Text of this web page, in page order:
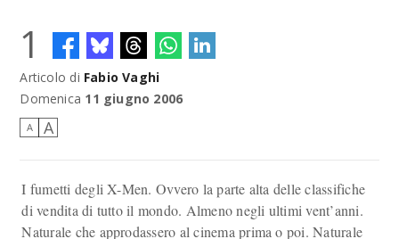
1
Articolo di Fabio Vaghi
Domenica 11 giugno 2006
A A
I fumetti degli X-Men. Ovvero la parte alta delle classifiche
di vendita di tutto il mondo. Almeno negli ultimi vent’anni.
Naturale che approdassero al cinema prima o poi. Naturale